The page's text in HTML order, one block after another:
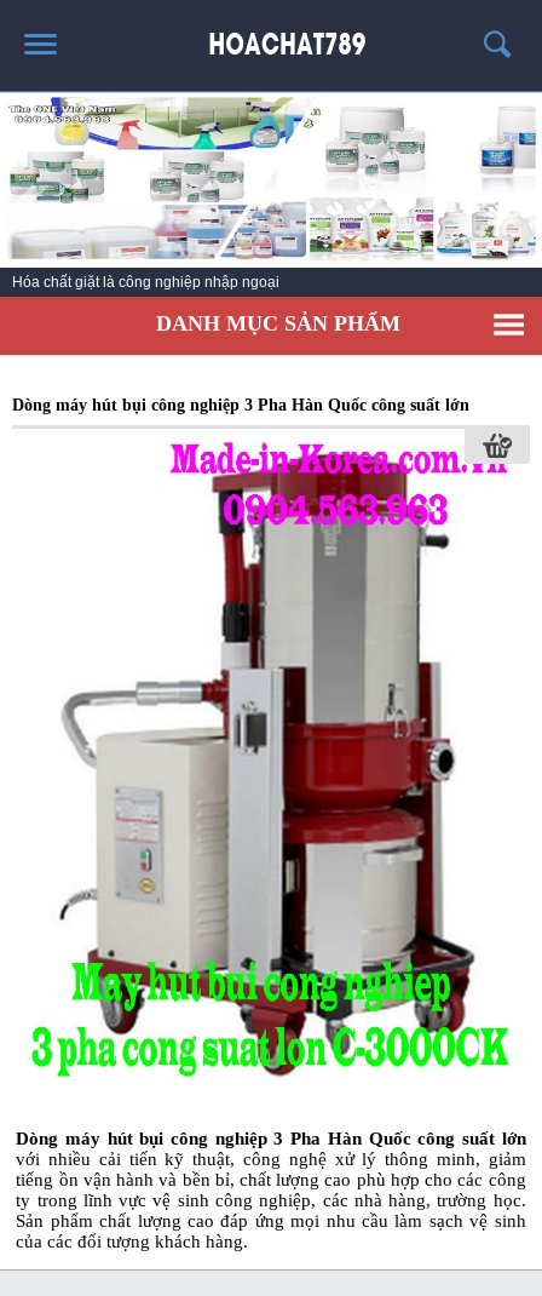
TRANG CHỦ
SẢN PHẨM HÓT
THÔNG TIN VỀ HÓA CHẤT
TIN TỨC
SẢN PHẨM
Hóa chất giặt là công nghiệp nhập ngoại
DANH MỤC SẢN PHẨM
Dòng máy hút bụi công nghiệp 3 Pha Hàn Quốc công suất lớn
Dòng máy hút bụi công nghiệp 3 Pha Hàn Quốc công suất lớn
với nhiều cải tiến kỹ thuật, công nghệ xử lý thông minh, giảm
tiếng ồn vận hành và bền bỉ, chất lượng cao phù hợp cho các công
ty trong lĩnh vực vệ sinh công nghiệp, các nhà hàng, trường học.
Sản phẩm chất lượng cao đáp ứng mọi nhu cầu làm sạch vệ sinh
của các đối tượng khách hàng.